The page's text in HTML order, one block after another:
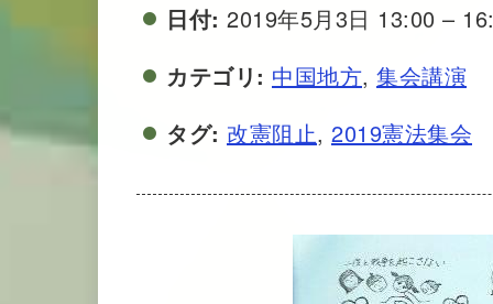
日付: 2019年5月3日 13:00 –
カテゴリ: 中国地方, 集会講演
タグ: 改憲阻止, 2019憲法集会